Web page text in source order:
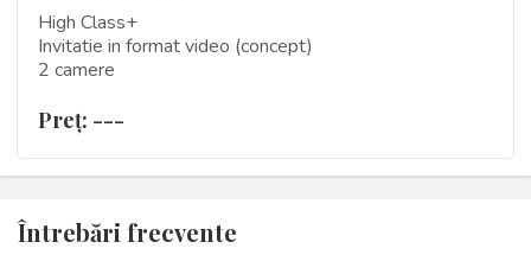
High Class+
Invitatie in format video (concept)
2 camere
Preţ: ---
Întrebări frecvente